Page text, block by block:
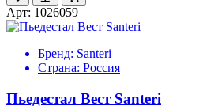
Арт: 1026059
Бренд: Santeri
Страна: Россия
Пьедестал Вест Santeri